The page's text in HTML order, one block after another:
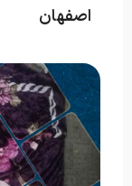
اصفهان